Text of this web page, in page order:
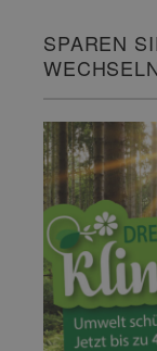
SPAREN